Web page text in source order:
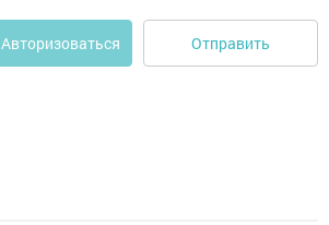
Авторизоваться Отправить